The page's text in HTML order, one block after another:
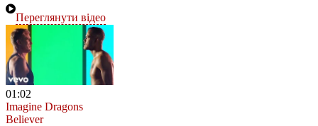
Переглянути відео
01:02
Imagine Dragons
Believer